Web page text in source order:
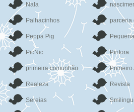
Nala
Palhacinhos parceria
Peppa Pig
PicNic Pintora
primeira comunhão Primeiro
Realeza Revista
Sereias